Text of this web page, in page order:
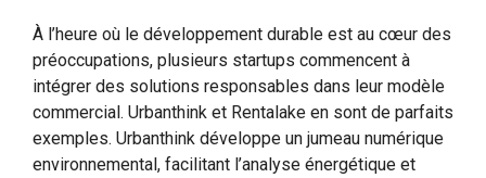
À l’heure où le développement durable est au cœur des
préoccupations, plusieurs startups commencent à
intégrer des solutions responsables dans leur modèle
commercial. Urbanthink et Rentalake en sont de parfaits
exemples. Urbanthink développe un jumeau numérique
environnemental, facilitant l’analyse énergétique et